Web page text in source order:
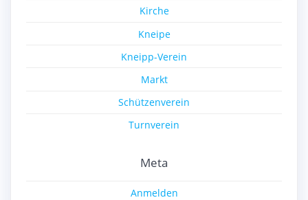
Kirche
Kneipe
Kneipp-Verein
Markt
Schützenverein
Turnverein
Meta
Anmelden